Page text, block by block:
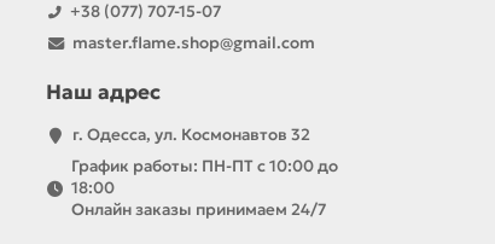
+38 (077) 707-15-07
master.flame.shop@gmail.com
Наш адрес
г. Одесса, ул. Космонавтов 32
График работы: ПН-ПТ с 10:00 до
18:00
Онлайн заказы принимаем 24/7